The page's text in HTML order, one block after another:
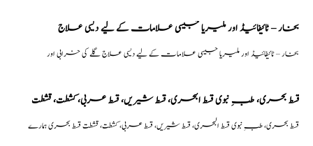
بخار – ٹائیفائیڈ اور ملیریا جیسی علامات کے لیے دیسی علاج
بخار – ٹائیفائیڈ اور ملیریا جیسی علامات کے لیے دیسی علاج گلے کی خرابی اور
قسط بحری، طبِ نبوی قسط البحری، قسط شیریں، قسط عربی، كشطت، قشطت
قسط بحری، طبِ نبوی قسط البحری، قسط شیریں، قسط عربی، كشطت، قشطت قسط بحری ہمارے